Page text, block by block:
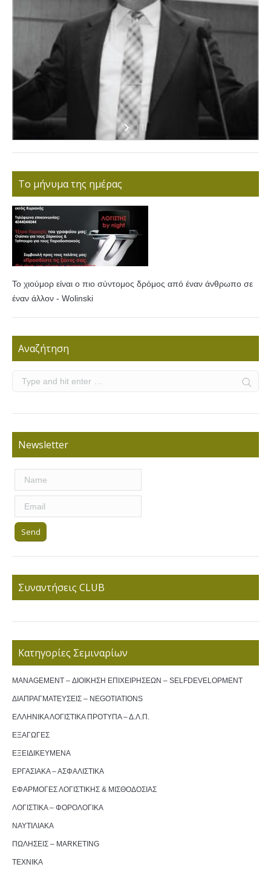
Το μήνυμα της ημέρας
Το χιούμορ είναι ο πιο σύντομος δρόμος από έναν άνθρωπο σε
έναν άλλον - Wolinski
Αναζήτηση
Newsletter
Συναντήσεις CLUB
Κατηγορίες Σεμιναρίων
MANAGEMENT – ΔΙΟΙΚΗΣΗ ΕΠΙΧΕΙΡΗΣΕΩΝ – SELFDEVELOPMENT
ΔΙΑΠΡΑΓΜΑΤΕΥΣΕΙΣ – NEGOTIATIONS
ΕΛΛΗΝΙΚΑ ΛΟΓΙΣΤΙΚΑ ΠΡΟΤΥΠΑ – Δ.Λ.Π.
ΕΞΑΓΩΓΕΣ
ΕΞΕΙΔΙΚΕΥΜΕΝΑ
ΕΡΓΑΣΙΑΚΑ – ΑΣΦΑΛΙΣΤΙΚΑ
ΕΦΑΡΜΟΓΕΣ ΛΟΓΙΣΤΙΚΗΣ & ΜΙΣΘΟΔΟΣΙΑΣ
ΛΟΓΙΣΤΙΚΑ – ΦΟΡΟΛΟΓΙΚΑ
ΝΑΥΤΙΛΙΑΚΑ
ΠΩΛΗΣΕΙΣ – MARKETING
ΤΕΧΝΙΚΑ